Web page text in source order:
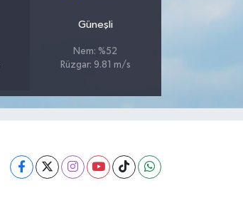
Güneşli
Nem: %52
Rüzgar: 9.81 m/s